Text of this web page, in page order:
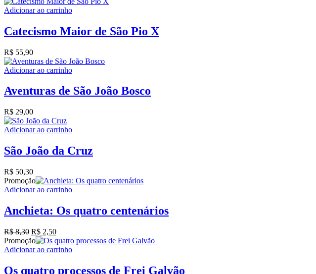
Adicionar ao carrinho
Catecismo Maior de São Pio X
R$ 55,90
Adicionar ao carrinho
Aventuras de São João Bosco
R$ 29,00
Adicionar ao carrinho
São João da Cruz
R$ 50,30
Promoção
Adicionar ao carrinho
Anchieta: Os quatro centenários
R$8,30 O
preço
original
R$ 8,30.
R$ 2,50O
preço
atual
Promoção
Adicionar ao carrinho
Os quatro processos de Frei Galvão